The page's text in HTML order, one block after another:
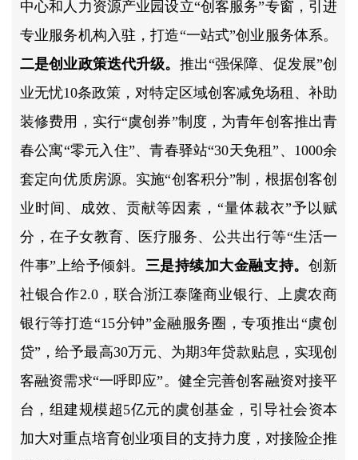
中心和人力资源产业园设立“创客服务”专窗，引进
专业服务机构入驻，打造“一站式”创业服务体系。
二是创业政策迭代升级。 推出“强保障、促发展”创
业无忧10条政策，对特定区域创客减免场租、补助
装修费用，实行“虞创券”制度，为青年创客推出青
春公寓“零元入住”、青春驿站“30天免租”、1000余
套定向优质房源。实施“创客积分”制，根据创客创
业时间、成效、贡献等因素，“量体裁衣”予以赋
分，在子女教育、医疗服务、公共出行等“生活一
件事”上给予倾斜。 三是持续加大金融支持。 创新
社银合作2.0，联合浙江泰隆商业银行、上虞农商
银行等打造“15分钟”金融服务圈，专项推出“虞创
贷”，给予最高30万元、为期3年贷款贴息，实现创
客融资需求“一呼即应”。健全完善创客融资对接平
台，组建规模超5亿元的虞创基金，引导社会资本
加大对重点培育创业项目的支持力度，对接险企推